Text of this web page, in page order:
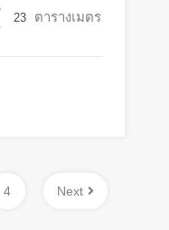
23 ตารางเมตร
4 Next